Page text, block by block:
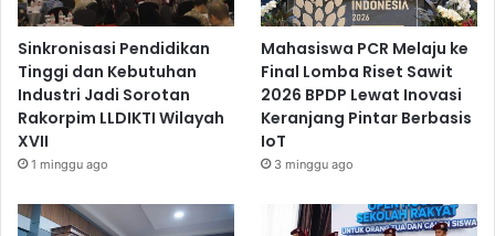
Sinkronisasi Pendidikan
Tinggi dan Kebutuhan
Industri Jadi Sorotan
Rakorpim LLDIKTI Wilayah
XVII
1 minggu ago
Mahasiswa PCR Melaju ke
Final Lomba Riset Sawit
2026 BPDP Lewat Inovasi
Keranjang Pintar Berbasis
IoT
3 minggu ago